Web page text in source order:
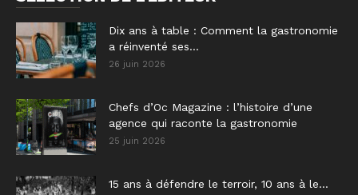
Dix ans à table : Comment la gastronomie
a réinventé ses...
26 juin 2026
Chefs d’Oc Magazine : l’histoire d’une
agence qui raconte la gastronomie
25 juin 2026
15 ans à défendre le terroir, 10 ans à le...